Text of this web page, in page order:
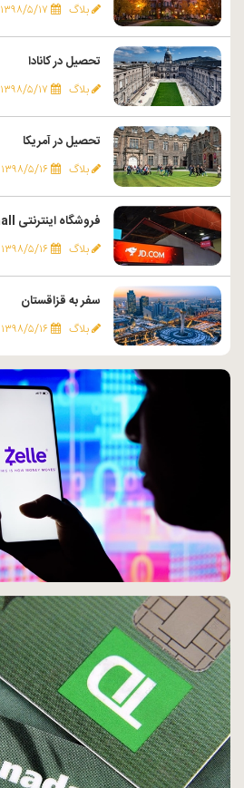
بلاگ ۱۳۹۸/۵/۱۷
تحصیل در کانادا
بلاگ ۱۳۹۸/۵/۱۷
تحصیل در آمریکا
بلاگ ۱۳۹۸/۵/۱۶
فروشگاه اینترنتی Jingdong mall
بلاگ ۱۳۹۸/۵/۱۶
سفر به قزاقستان
بلاگ ۱۳۹۸/۵/۱۶